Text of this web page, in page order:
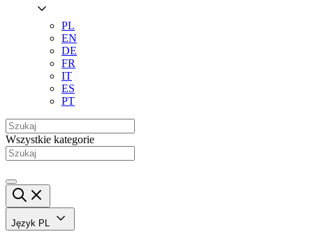
PL
EN
DE
FR
IT
ES
PT
Wszystkie kategorie
Język PL